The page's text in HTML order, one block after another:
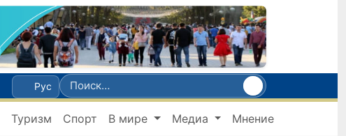
Рус
Туризм Спорт В мире Медиа Мнение